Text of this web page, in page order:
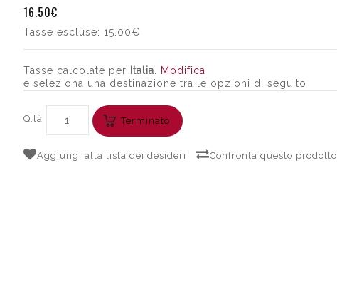
16.50€
Tasse escluse: 15.00€
Tasse calcolate per Italia
Modifica
e seleziona una destinazione tra le opzioni di seguito
Q.tà Terminato
Aggiungi alla lista dei desideri Confronta questo prodotto